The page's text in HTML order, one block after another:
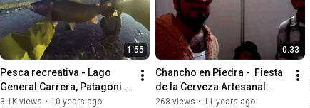
1:55
Pesca recreativa - Lago
General Carrera, Patagonia
Chile. #RecreationalFishing
3.1K views • 10 years ago
0:33
Chancho en Piedra -  Fiesta
de la Cerveza Artesanal
Valdivia 2014
268 views • 11 years ago